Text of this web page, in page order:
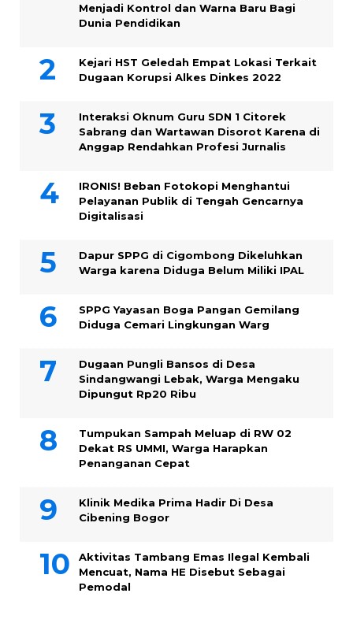
Menjadi Kontrol dan Warna Baru Bagi
Dunia Pendidikan
Kejari HST Geledah Empat Lokasi Terkait
Dugaan Korupsi Alkes Dinkes 2022
Interaksi Oknum Guru SDN 1 Citorek
Sabrang dan Wartawan Disorot Karena di
Anggap Rendahkan Profesi Jurnalis
IRONIS! Beban Fotokopi Menghantui
Pelayanan Publik di Tengah Gencarnya
Digitalisasi
Dapur SPPG di Cigombong Dikeluhkan
Warga karena Diduga Belum Miliki IPAL
SPPG Yayasan Boga Pangan Gemilang
Diduga Cemari Lingkungan Warg
Dugaan Pungli Bansos di Desa
Sindangwangi Lebak, Warga Mengaku
Dipungut Rp20 Ribu
Tumpukan Sampah Meluap di RW 02
Dekat RS UMMI, Warga Harapkan
Penanganan Cepat
Klinik Medika Prima Hadir Di Desa
Cibening Bogor
Aktivitas Tambang Emas Ilegal Kembali
Mencuat, Nama HE Disebut Sebagai
Pemodal